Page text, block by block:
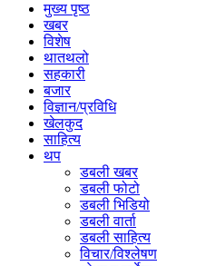
मुख्य पृष्ठ
खबर
विशेष
थातथलो
सहकारी
बजार
विज्ञान/प्रविधि
खेलकुद
साहित्य
थप
डबली खबर
डबली फोटो
डबली भिडियो
डबली वार्ता
डबली साहित्य
विचार/विश्‍लेषण